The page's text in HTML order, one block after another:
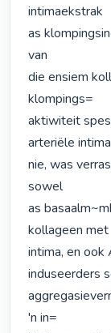
intimaekstrak
as
van
die ensiem
klompings=
aktiwiteit
arteriële
nie, was
sowel
as
kollageen met
intima, en ook
induseerders
'n in=